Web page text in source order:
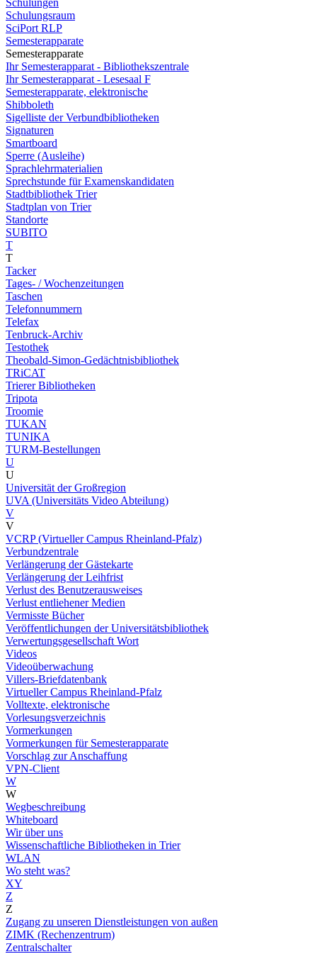
Schulungen
Schulungsraum
SciPort RLP
Semesterapparate
Semesterapparate
Ihr Semesterapparat - Bibliothekszentrale
Ihr Semesterapparat - Lesesaal F
Semesterapparate, elektronische
Shibboleth
Sigelliste der Verbundbibliotheken
Signaturen
Smartboard
Sperre (Ausleihe)
Sprachlehrmaterialien
Sprechstunde für Examenskandidaten
Stadtbibliothek Trier
Stadtplan von Trier
Standorte
SUBITO
T
T
Tacker
Tages- / Wochenzeitungen
Taschen
Telefonnummern
Telefax
Tenbruck-Archiv
Testothek
Theobald-Simon-Gedächtnisbibliothek
TRiCAT
Trierer Bibliotheken
Tripota
Troomie
TUKAN
TUNIKA
TURM-Bestellungen
U
U
Universität der Großregion
UVA (Universitäts Video Abteilung)
V
V
VCRP (Virtueller Campus Rheinland-Pfalz)
Verbundzentrale
Verlängerung der Gästekarte
Verlängerung der Leihfrist
Verlust des Benutzerausweises
Verlust entliehener Medien
Vermisste Bücher
Veröffentlichungen der Universitätsbibliothek
Verwertungsgesellschaft Wort
Videos
Videoüberwachung
Villers-Briefdatenbank
Virtueller Campus Rheinland-Pfalz
Volltexte, elektronische
Vorlesungsverzeichnis
Vormerkungen
Vormerkungen für Semesterapparate
Vorschlag zur Anschaffung
VPN-Client
W
W
Wegbeschreibung
Whiteboard
Wir über uns
Wissenschaftliche Bibliotheken in Trier
WLAN
Wo steht was?
XY
Z
Z
Zugang zu unseren Dienstleistungen von außen
ZIMK (Rechenzentrum)
Zentralschalter